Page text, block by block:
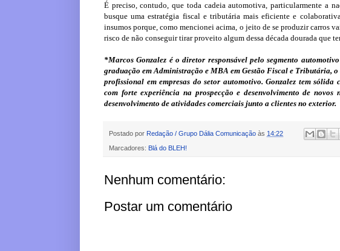
É preciso, contudo, que toda cadeia automotiva, particularmente a
busque uma estratégia fiscal e tributária mais eficiente e
insumos porque, como mencionei acima, o jeito de se produzir carros
risco de não conseguir tirar proveito algum dessa década dourada que
*Marcos Gonzalez é o diretor responsável pelo segmento
graduação em Administração e MBA em Gestão Fiscal e Tributária,
profissional em empresas do setor automotivo. Gonzalez tem
com forte experiência na prospecção e desenvolvimento de
desenvolvimento de atividades comerciais junto a clientes no exterior.
Postado por Redação / Grupo Dália Comunicação às 14:22
Marcadores: Blá do BLEH!
Nenhum comentário:
Postar um comentário